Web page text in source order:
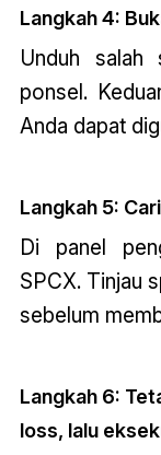
Langkah 4:
Unduh
ponsel.
Anda dapat
Langkah 5:
Di panel
SPCX. Tinjau
sebelum
Langkah 6:
loss, lalu